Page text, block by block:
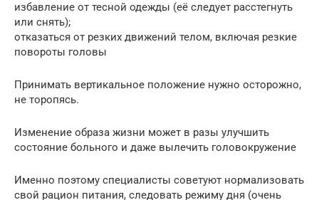
избавление от тесной одежды (её следует расстегнуть
или снять);
отказаться от резких движений телом, включая резкие
повороты головы
Принимать вертикальное положение нужно осторожно,
не торопясь.
Изменение образа жизни может в разы улучшить
состояние больного и даже вылечить головокружение
Именно поэтому специалисты советуют нормализовать
свой рацион питания, следовать режиму дня (очень